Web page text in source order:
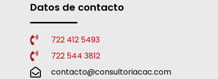
Datos de contacto
722 412 5493
722 544 3812
contacto@consultoriacac.com